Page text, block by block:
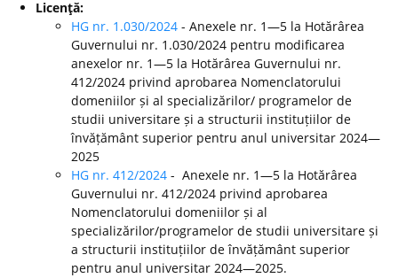
Licenţă:
HG nr. 1.030/2024 - Anexele nr. 1—5 la Hotărârea
Guvernului nr. 1.030/2024 pentru modificarea
anexelor nr. 1—5 la Hotărârea Guvernului nr.
412/2024 privind aprobarea Nomenclatorului
domeniilor și al specializărilor/ programelor de
studii universitare și a structurii instituțiilor de
învățământ superior pentru anul universitar 2024—
2025
HG nr. 412/2024 - Anexele nr. 1—5 la Hotărârea
Guvernului nr. 412/2024 privind aprobarea
Nomenclatorului domeniilor și al
specializărilor/programelor de studii universitare și
a structurii instituțiilor de învățământ superior
pentru anul universitar 2024—2025.